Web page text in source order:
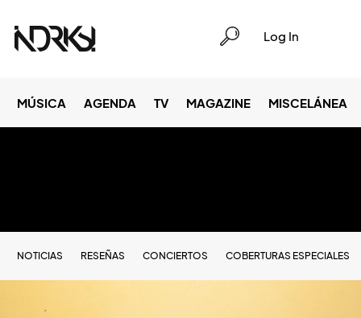
Log In
MÚSICA AGENDA TV MAGAZINE MISCELÁNEA
NOTICIAS RESEÑAS CONCIERTOS COBERTURAS ESPECIALES